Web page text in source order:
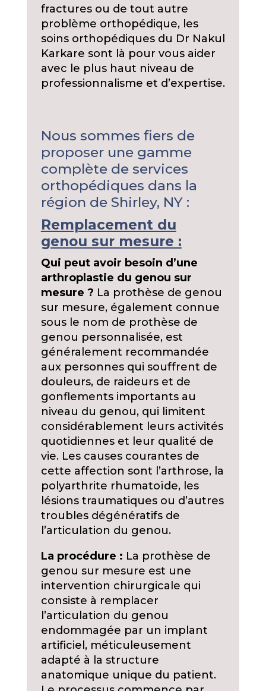
fractures ou de tout autre
problème orthopédique, les
soins orthopédiques du Dr Nakul
Karkare sont là pour vous aider
avec le plus haut niveau de
professionnalisme et d’expertise.
Nous sommes fiers de
proposer une gamme
complète de services
orthopédiques dans la
région de Shirley, NY :
Remplacement du
genou sur mesure :
Qui peut avoir besoin d’une
arthroplastie du genou sur
mesure ? La prothèse de genou
sur mesure, également connue
sous le nom de prothèse de
genou personnalisée, est
généralement recommandée
aux personnes qui souffrent de
douleurs, de raideurs et de
gonflements importants au
niveau du genou, qui limitent
considérablement leurs activités
quotidiennes et leur qualité de
vie. Les causes courantes de
cette affection sont l’arthrose, la
polyarthrite rhumatoïde, les
lésions traumatiques ou d’autres
troubles dégénératifs de
l’articulation du genou.
La procédure : La prothèse de
genou sur mesure est une
intervention chirurgicale qui
consiste à remplacer
l’articulation du genou
endommagée par un implant
artificiel, méticuleusement
adapté à la structure
anatomique unique du patient.